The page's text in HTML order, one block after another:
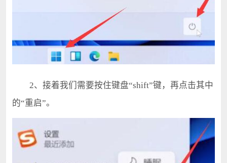
2、接着我们需要按住键盘“shift”键，再点击其中
的“重启”。